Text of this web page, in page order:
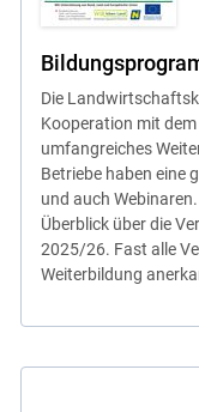
Die
Kooperation mit
umfangreiches
Betriebe haben eine
und auch
Überblick über die
2025/26. Fast alle
Weiterbildung